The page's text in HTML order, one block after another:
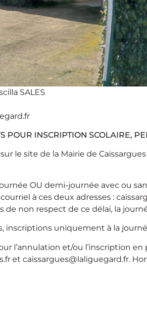
SALES
POUR INSCRIPTION SCOLAIRE,
le site de la Mairie de
OU demi-journée avec ou
à ces deux adresses :
de non respect de ce délai, la
inscriptions uniquement à la
l’annulation et/ou l’inscription en
et caissargues@laliguegard.fr.